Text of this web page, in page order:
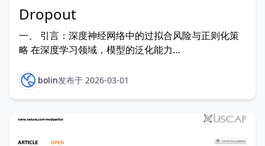
Dropout
一、 引言：深度神经网络中的过拟合风险与正则化策
略 在深度学习领域，模型的泛化能力
标。随着网络深度的增加和参数量（Capacity）的指数
级增长，深度神经网络展现出了极强的函数拟合能力。
bolin发布于 2026-03-01